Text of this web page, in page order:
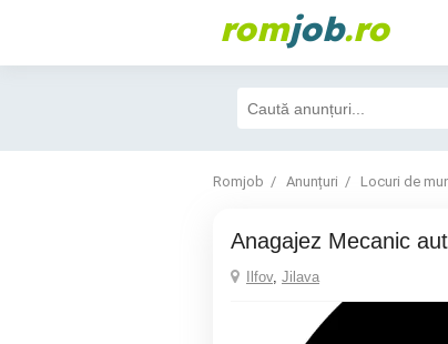
romjob.ro
Romjob Anunțuri Locuri de
Anagajez Mecanic
Ilfov, Jilava